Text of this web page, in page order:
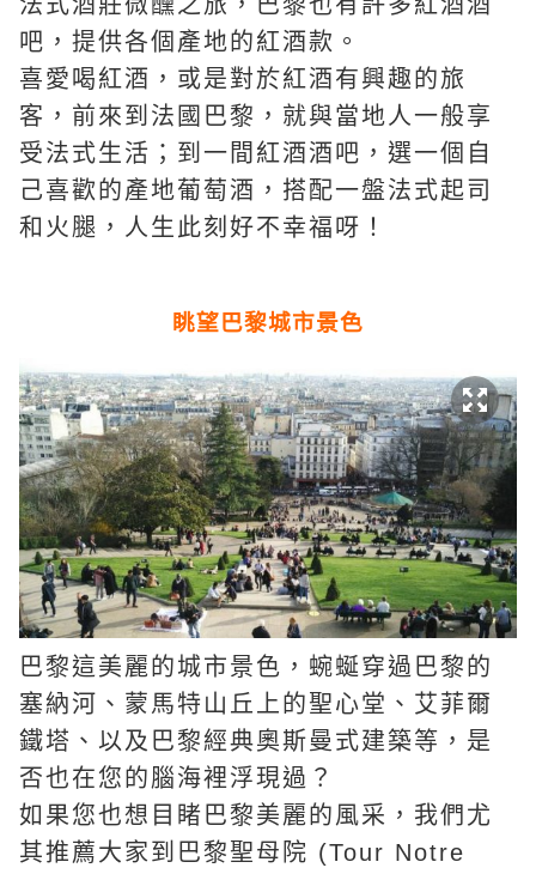
吧，提供各個產地的紅酒款。
喜愛喝紅酒，或是對於紅酒有興趣的旅
客，前來到法國巴黎，就與當地人一般享
受法式生活；到一間紅酒酒吧，選一個自
己喜歡的產地葡萄酒，搭配一盤法式起司
和火腿，人生此刻好不幸福呀！
眺望巴黎城市景色
巴黎這美麗的城市景色，蜿蜒穿過巴黎的
塞納河、蒙馬特山丘上的聖心堂、艾菲爾
鐵塔、以及巴黎經典奧斯曼式建築等，是
否也在您的腦海裡浮現過？
如果您也想目睹巴黎美麗的風采，我們尤
其推薦大家到巴黎聖母院 (Tour Notre